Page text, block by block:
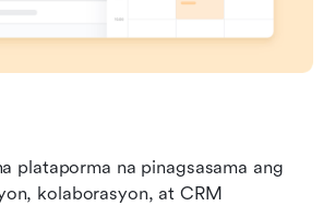
plataporma na pinagsasama ang
kolaborasyon, at CRM